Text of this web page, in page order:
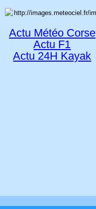
Actu Météo Corse
Actu F1
Actu 24H Kayak